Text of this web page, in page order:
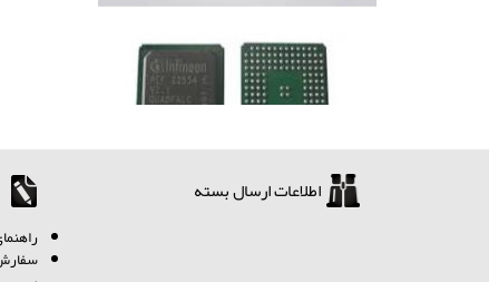
اطلاعات ارسال بسته
ر